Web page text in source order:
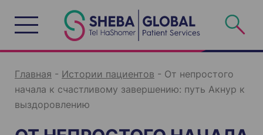
c
Главная - Истории пациентов - От непростого
начала к счастливому завершению: путь Акнур к
выздоровлению